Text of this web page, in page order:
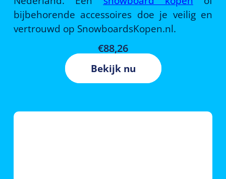
bijbehorende accessoires doe je veilig en
vertrouwd op SnowboardsKopen.nl.
€88,26
Bekijk nu